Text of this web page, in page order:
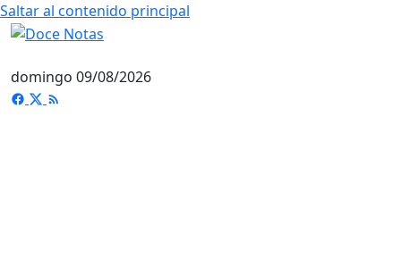
Saltar al contenido principal
domingo 09/08/2026